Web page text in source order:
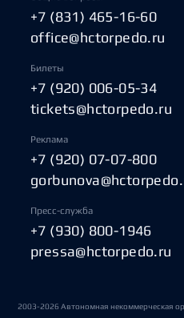
+7 (831) 465-16-60
office@hctorpedo.ru
Билеты
+7 (920) 006-05-34
tickets@hctorpedo.ru
Реклама
+7 (920) 07-07-800
Пресс-служба
+7 (930) 800-1946
pressa@hctorpedo.ru
2003-2026 Автономная некоммерческая